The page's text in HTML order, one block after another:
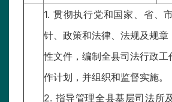
1. 贯彻执行党和国家、省、
针、政策和法律、法规及规
性文件，编制全县司法行政
作计划，并组织和监督实施。
2. 指导管理全县基层司法所